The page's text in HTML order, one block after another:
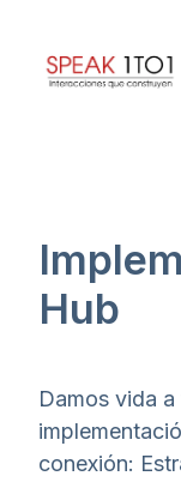
p
a
g
Hub
Damos vida
conexión: